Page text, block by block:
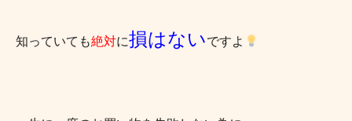
知っていても絶対に損はないですよ